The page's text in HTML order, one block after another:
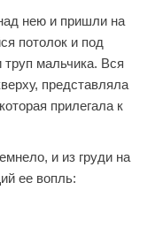
нею и пришли на
потолок и под
мальчика. Вся
представляла
прилегала к
и из груди на
ее вопль: